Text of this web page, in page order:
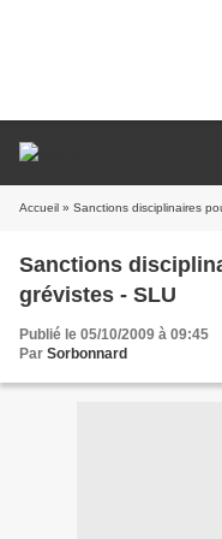
Accueil » Sanctions disciplinaires
Sanctions
grévistes - SLU
Publié le 05/10/2009 à 09:45
Par Sorbonnard